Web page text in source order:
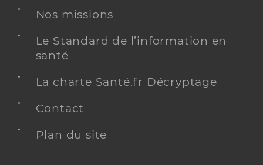
Nos missions
Le Standard de l’information en
santé
La charte Santé.fr Décryptage
Contact
Plan du site